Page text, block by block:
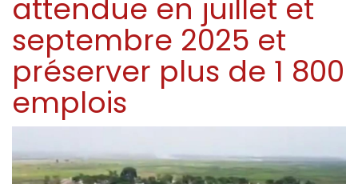
attendue en juillet et
septembre 2025 et
préserver plus de 1 800
emplois